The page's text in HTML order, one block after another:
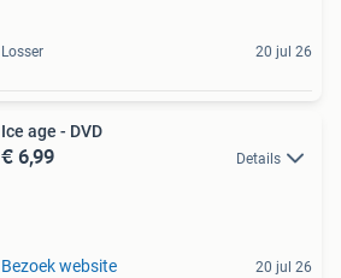
Losser 20 jul 26
Ice age - DVD
€ 6,99 Details
Bezoek website 20 jul 26